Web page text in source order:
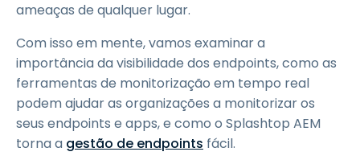
ameaças de qualquer lugar.
Com isso em mente, vamos examinar a
importância da visibilidade dos endpoints, como as
ferramentas de monitorização em tempo real
podem ajudar as organizações a monitorizar os
seus endpoints e apps, e como o Splashtop AEM
torna a gestão de endpoints fácil.